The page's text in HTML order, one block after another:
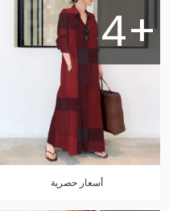
4+
أسعار حصرية